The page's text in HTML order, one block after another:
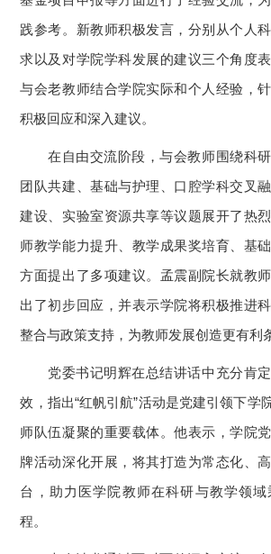
践参考。新教师积极发言，分别从个人
求以及对学院学科发展的建议三个角度
与会老教师结合学院实际和个人经验，
积极回应和深入建议。
在自由交流阶段，与会教师围绕科
团队共建、基础与护理、口腔学科交叉
建设、实验室资源共享等议题展开了热
师教学能力提升、教学成果奖培育、基
方面提出了多项建议。孟震副院长就教
出了初步回应，并表示学院将积极推进
整合与政策支持，为教师发展创造更有利
党委书记明辉在总结讲话中充分肯
效，指出“红帆引航”活动是党建引领下学
师队伍凝聚的重要载体。他表示，学院
牌活动深化开展，将其打造为常态化、
台，助力医学院教师在科研与教学领
程。